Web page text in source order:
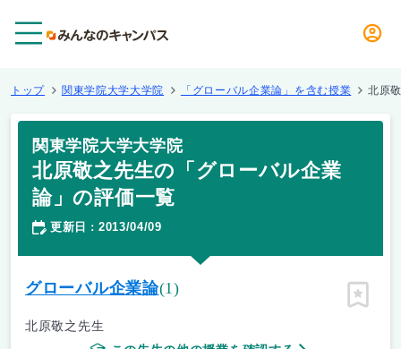
トップ 関東学院大学大学院 「グローバル企業論」を含む授業 北原
関東学院大学大学院
北原敬之先生の「グローバル企業
論」の評価一覧
更新日 ： 2013/04/09
グローバル企業論(1)
北原敬之先生
ピン留